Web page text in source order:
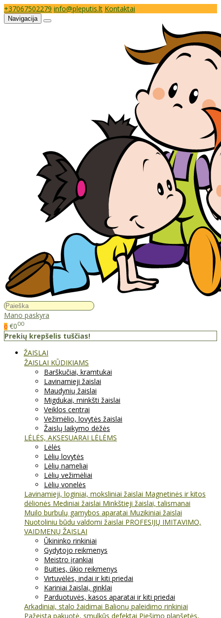
+37067502279 info@pleputis.lt Kontaktai
Navigacija
Mano paskyra
0 €000
Prekių krepšelis tuščias!
ŽAISLAI
ŽAISLAI KŪDIKIAMS
Barškučiai, kramtukai
Lavinamieji žaislai
Maudynių žaislai
Migdukai, minkšti žaislai
Veiklos centrai
Vežimėlio, lovytės žaislai
Žaislų laikymo dėžės
LĖLĖS, AKSESUARAI LĖLĖMS
Lėlės
Lėlių lovytės
Lėlių nameliai
Lėlių vežimėliai
Lėlių vonelės
Lavinamieji, loginiai, moksliniai žaislai Magnetinės ir kitos
dėlionės Mediniai žaislai Minkštieji žaislai, talismanai
Muilo burbulų gamybos aparatai Muzikiniai žaislai
Nuotoliniu būdu valdomi žaislai PROFESIJŲ IMITAVIMO,
VAIDMENŲ ŽAISLAI
Ūkininko rinkiniai
Gydytojo reikmenys
Meistro įrankiai
Buities, ūkio reikmenys
Virtuvėlės, indai ir kiti priedai
Kariniai žaislai, ginklai
Parduotuvės, kasos aparatai ir kiti priedai
Arkadiniai, stalo žaidimai Balionų paleidimo rinkiniai
Pažeista pakuotė, smulkūs defektai Piešimo planšetės,